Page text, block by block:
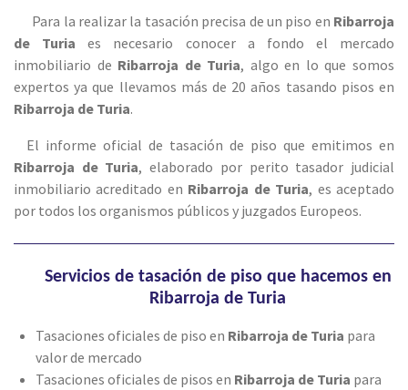
Para la realizar la tasación precisa de un piso en Ribarroja
de Turiaes necesario conocer a fondo el mercado
inmobiliario de Ribarroja de Turia, algo en lo que somos
expertos ya que llevamos más de 20 años tasando pisos en
Ribarroja de Turia.
El informe oficial de tasación de piso que emitimos en
Ribarroja de Turia, elaborado por perito tasador judicial
inmobiliario acreditado en Ribarroja de Turia, es aceptado
por todos los organismos públicos y juzgados Europeos.
Servicios de tasación de piso que hacemos en
Ribarroja de Turia
Tasaciones oficiales de piso en Ribarroja de Turia para
valor de mercado
Tasaciones oficiales de pisos en Ribarroja de Turia para